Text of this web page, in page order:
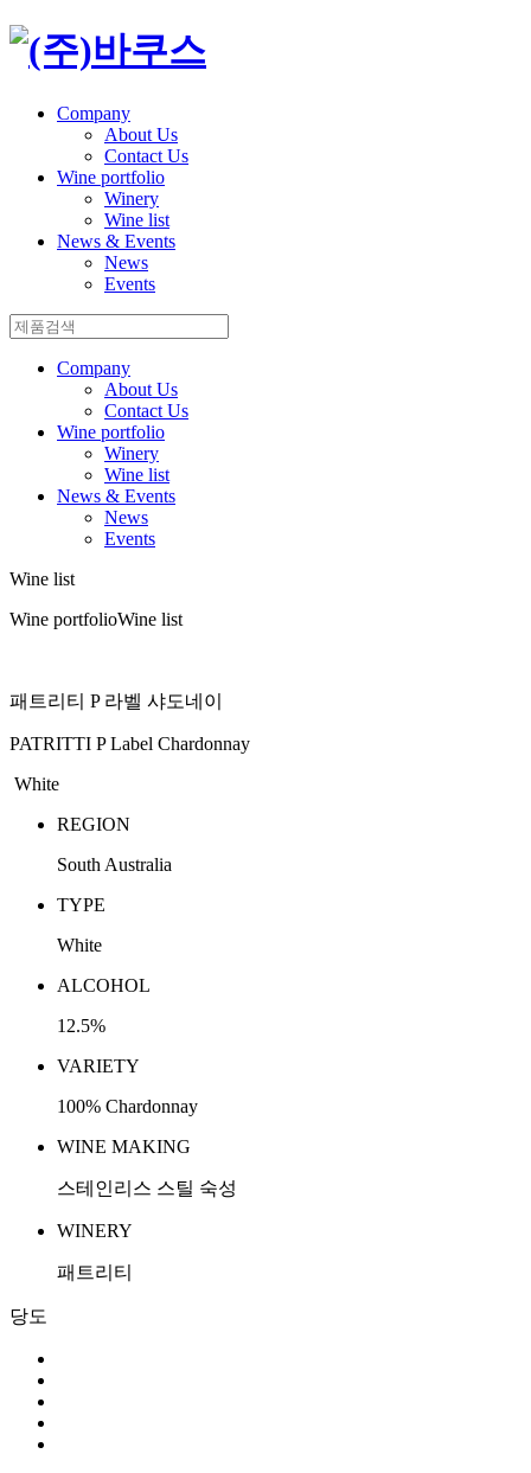
Company
About Us
Contact Us
Wine portfolio
Winery
Wine list
News & Events
News
Events
Company
About Us
Contact Us
Wine portfolio
Winery
Wine list
News & Events
News
Events
Wine list
Wine portfolioWine list
패트리티 P 라벨 샤도네이
PATRITTI P Label Chardonnay
White
REGION
South Australia
TYPE
White
ALCOHOL
12.5%
VARIETY
100% Chardonnay
WINE MAKING
스테인리스 스틸 숙성
WINERY
패트리티
당도